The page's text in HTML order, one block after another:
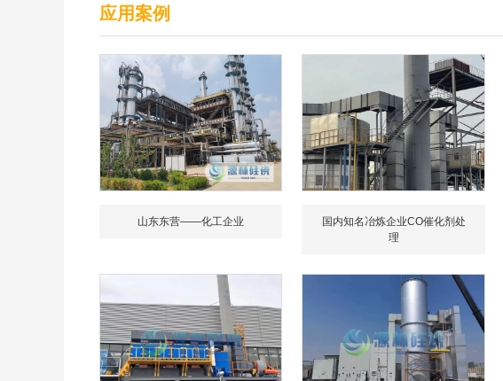
应用案例
山东东营——化工企业
国内知名冶炼企业CO催化剂处
理